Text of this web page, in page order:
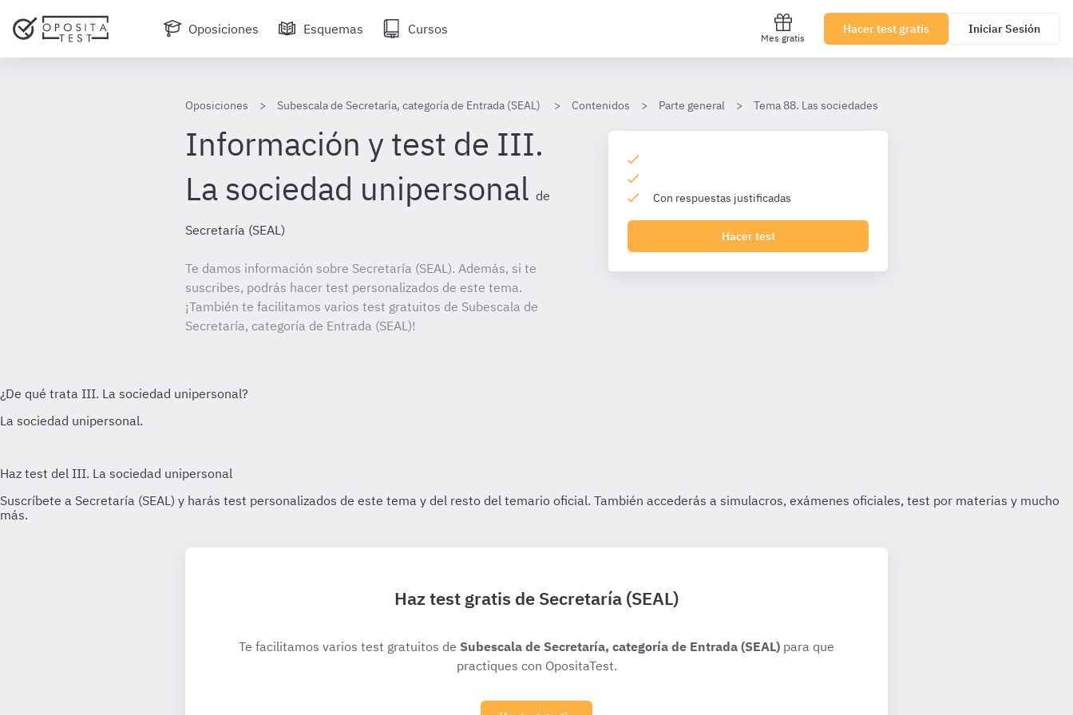
Oposiciones Esquemas Cursos
Mes gratis
Hacer test gratis Iniciar Sesión
Oposiciones Subescala de Secretaría, categoría de Entrada (SEAL) Contenidos Parte general Tema 88. Las sociedades
Información y test de III.
La sociedad unipersonal de
Secretaría (SEAL)
Te damos información sobre Secretaría (SEAL). Además, si te
suscribes, podrás hacer test personalizados de este tema.
¡También te facilitamos varios test gratuitos de Subescala de
Secretaría, categoría de Entrada (SEAL)!
Con respuestas justificadas
Hacer test
Haz test gratis de Secretaría (SEAL)
Te facilitamos varios test gratuitos de Subescala de Secretaría, categoría de Entrada (SEAL) para que
practiques con OpositaTest.